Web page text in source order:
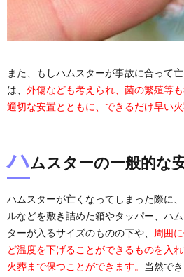
また、もしハムスターが事故に合って
は、 外傷なども考えられ、菌の繁殖等
適切な安置とともに、できるだけ早い火
ハムスターの一般的な
ハムスターが亡くなってしまった際に
ルなどを敷き詰めた箱やタッパー、ハ
ターが入るサイズのものの下や、
周囲
ど温度を下げることができるものを入
火葬まで保つことができます。 当然で